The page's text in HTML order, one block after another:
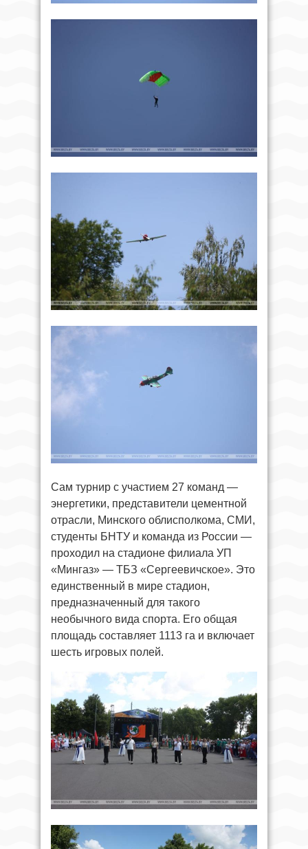
Сам турнир с участием 27 команд —
энергетики, представители цементной
отрасли, Минского облисполкома, СМИ,
студенты БНТУ и команда из России —
проходил на стадионе филиала УП
«Мингаз» — ТБЗ «Сергеевичское». Это
единственный в мире стадион,
предназначенный для такого
необычного вида спорта. Его общая
площадь составляет 1113 га и включает
шесть игровых полей.